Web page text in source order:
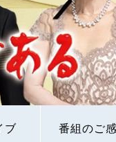
ブ 番組のご